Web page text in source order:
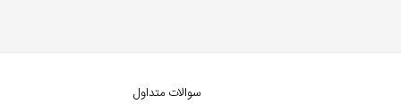
سوالات متداول